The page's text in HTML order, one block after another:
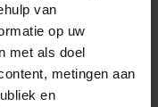
van
op uw
met als doel
metingen aan
en